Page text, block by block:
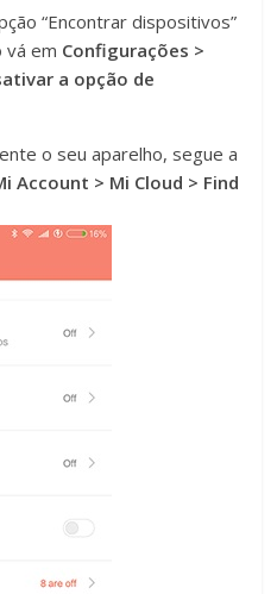
“Encontrar dispositivos”
vá em Configurações >
a opção de
o seu aparelho, segue a
Account > Mi Cloud > Find